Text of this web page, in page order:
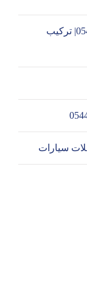
تركيب جبس بورد في الشارقة |0544026642| تركيب